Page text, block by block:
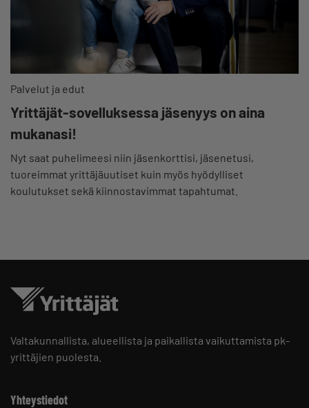
Palvelut ja edut
Yrittäjät-sovelluksessa jäsenyys on aina
mukanasi!
Nyt saat puhelimeesi niin jäsenkorttisi, jäsenetusi,
tuoreimmat yrittäjäuutiset kuin myös hyödylliset
koulutukset sekä kiinnostavimmat tapahtumat.
Valtakunnallista, alueellista ja paikallista vaikuttamista pk-
yrittäjien puolesta.
Yhteystiedot